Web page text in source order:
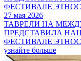
27 мая 2026
ТАВРЕЛИ НА
ПРЕДСТАВИЛА
ФЕСТИВАЛЕ
узнайте больше